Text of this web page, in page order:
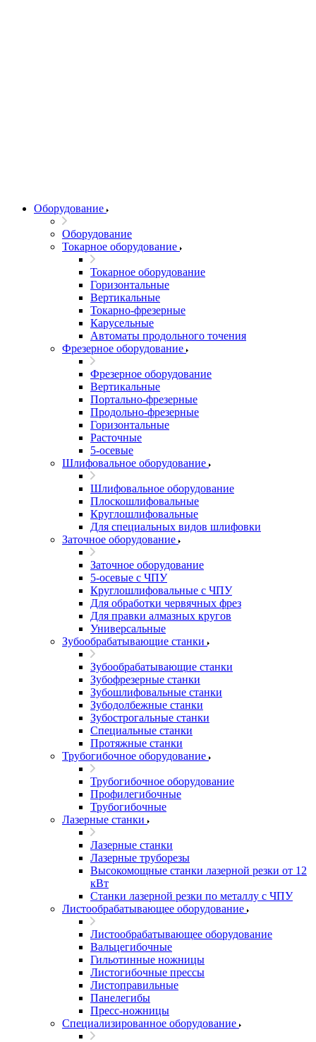
Оборудование
Оборудование
Токарное оборудование
Токарное оборудование
Горизонтальные
Вертикальные
Токарно-фрезерные
Карусельные
Автоматы продольного точения
Фрезерное оборудование
Фрезерное оборудование
Вертикальные
Портально-фрезерные
Продольно-фрезерные
Горизонтальные
Расточные
5-осевые
Шлифовальное оборудование
Шлифовальное оборудование
Плоскошлифовальные
Круглошлифовальные
Для специальных видов шлифовки
Заточное оборудование
Заточное оборудование
5-осевые с ЧПУ
Круглошлифовальные с ЧПУ
Для обработки червячных фрез
Для правки алмазных кругов
Универсальные
Зубообрабатывающие станки
Зубообрабатывающие станки
Зубофрезерные станки
Зубошлифовальные станки
Зубодолбежные станки
Зубострогальные станки
Специальные станки
Протяжные станки
Трубогибочное оборудование
Трубогибочное оборудование
Профилегибочные
Трубогибочные
Лазерные станки
Лазерные станки
Лазерные труборезы
Высокомощные станки лазерной резки от 12
кВт
Станки лазерной резки по металлу с ЧПУ
Листообрабатывающее оборудование
Листообрабатывающее оборудование
Вальцегибочные
Гильотинные ножницы
Листогибочные прессы
Листоправильные
Панелегибы
Пресс-ножницы
Специализированное оборудование